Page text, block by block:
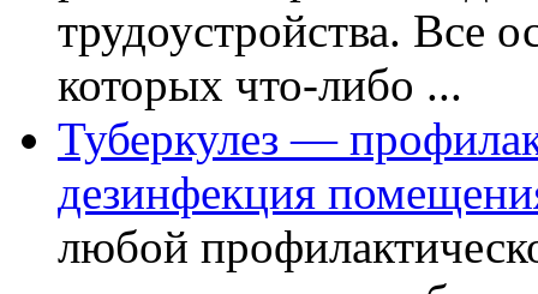
трудоустройства. Все
которых что-либо ...
Туберкулез —
дезинфекция
любой